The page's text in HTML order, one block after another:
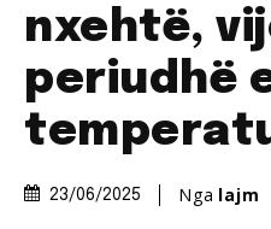
nxehtë,
periudhë
23/06/2025 Nga lajm